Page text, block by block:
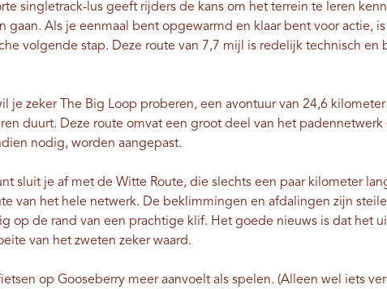
singletrack-lus geeft rijders de kans om het terrein te leren
gaan. Als je eenmaal bent opgewarmd en klaar bent voor actie,
volgende stap. Deze route van 7,7 mijl is redelijk technisch en
je zeker The Big Loop proberen, een avontuur van 24,6
duurt. Deze route omvat een groot deel van het padennetwerk
nodig, worden aangepast.
sluit je af met de Witte Route, die slechts een paar kilometer
van het hele netwerk. De beklimmingen en afdalingen zijn
op de rand van een prachtige klif. Het goede nieuws is dat het
van het zweten zeker waard.
op Gooseberry meer aanvoelt als spelen. (Alleen wel iets